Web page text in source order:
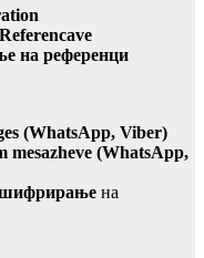
на референци
(WhatsApp, Viber)
(WhatsApp,
на